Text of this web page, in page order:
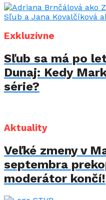
Exkluzívne
Sľub sa má po
Dunaj: Kedy
série?
Aktuality
Veľké zmeny v
septembra
moderátor končí!